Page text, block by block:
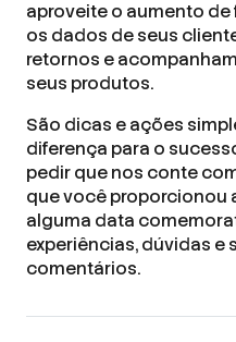
aproveite o aumento
os dados de seus
retornos e
seus produtos.
São dicas e ações
diferença para o
pedir que nos conte
que você proporcionou
alguma data
experiências, dúvidas e
comentários.